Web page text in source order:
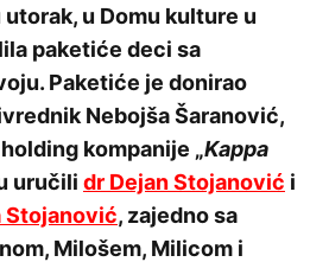
u Domu kulture u
paketiće deci sa
Paketiće je donirao
Nebojša Šaranović,
kompanije „Kappa
uručili dr Dejan Stojanović i
Stojanović, zajedno sa
Milošem, Milicom i